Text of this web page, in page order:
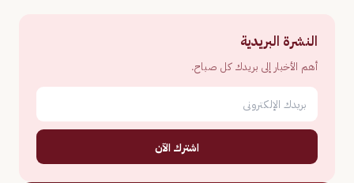
النشرة البريدية
أهم الأخبار إلى بريدك كل صباح.
اشترك الآن